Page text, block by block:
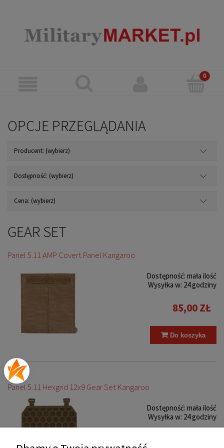
OPCJE PRZEGLĄDANIA
Producent: (wybierz)
Dostępność: (wybierz)
Cena: (wybierz)
GEAR SET
Panel 5.11 AMP Covert Panel Kangaroo
Dostępność: mała ilość
Wysyłka w: 24 godziny
85,00 ZŁ
Do koszyka
Panel 5.11 Hexgrid 12x9 Gear Set Kangaroo
Dostępność: mała ilość
Wysyłka w: 24 godziny